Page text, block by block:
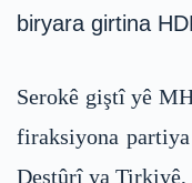
biryara girtina
Serokê giştî yê
firaksiyona
Destûrî ya